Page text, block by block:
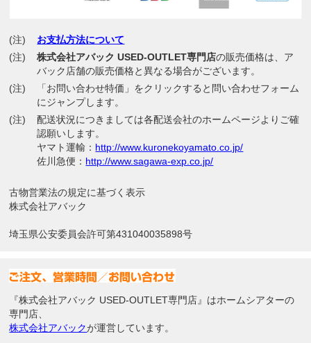
(注)
お支払方法について
(注)
株式会社アバック USED-OUTLET専門店の販売価格は、ア
バック店舗の販売価格と異なる場合がございます。
(注)
「お問い合わせ特価」をクリックすると問い合わせフォーム
にジャンプします。
(注)
配送状況につきましては各配送会社のホームページよりご確
認願いします。
ヤマト運輸： http://www.kuronekoyamato.co.jp/
佐川急便： http://www.sagawa-exp.co.jp/
古物営業法の規定に基づく表示
株式会社アバック
埼玉県公安委員会許可第431040035898号
『株式会社アバック USED-OUTLET専門店』はホームシアターの
専門店、
株式会社アバックが運営しています。